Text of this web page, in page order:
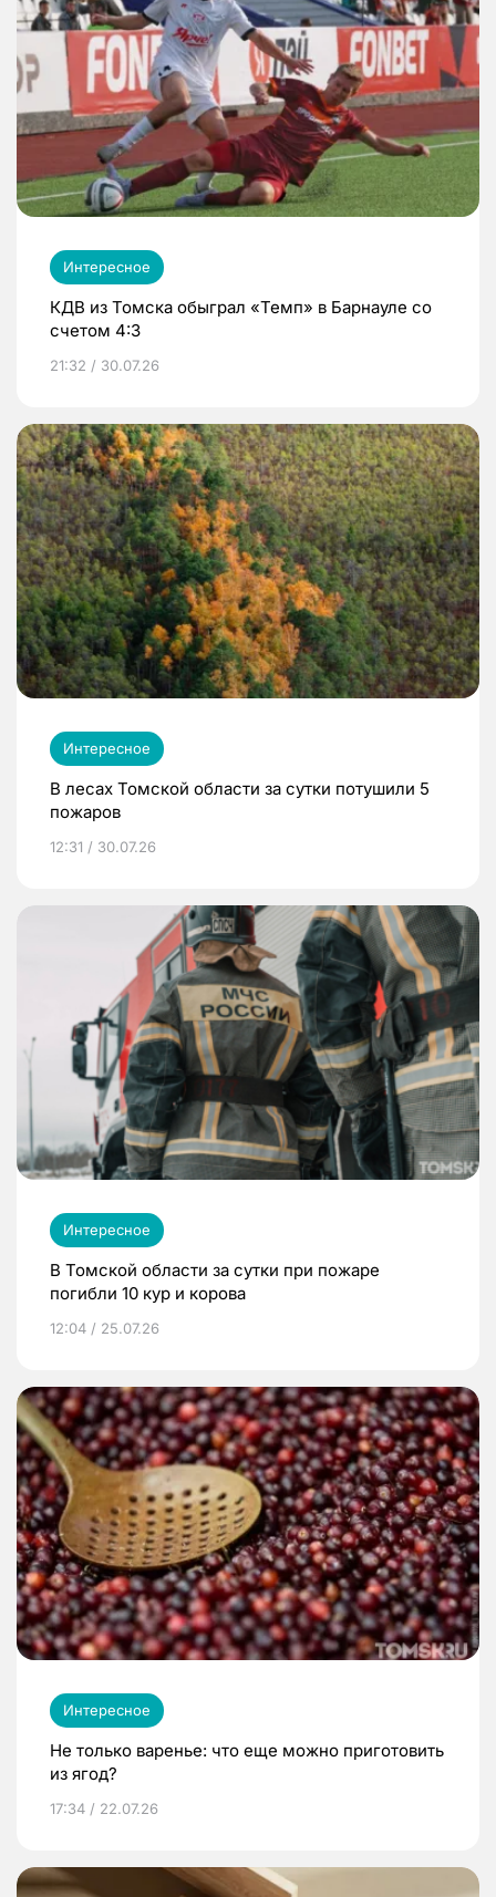
Интересное
КДВ из Томска обыграл «Темп» в Барнауле со
счетом 4:3
21:32 / 30.07.26
Интересное
В лесах Томской области за сутки потушили 5
пожаров
12:31 / 30.07.26
Интересное
В Томской области за сутки при пожаре
погибли 10 кур и корова
12:04 / 25.07.26
Интересное
Не только варенье: что еще можно приготовить
из ягод?
17:34 / 22.07.26